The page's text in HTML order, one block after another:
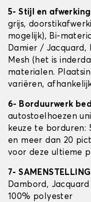
5- Stijl en afwerking
grijs,
mogelijk), Bi-
Damier / Jacquard,
Mesh (het is
materialen.
variëren,
6- Borduurwerk
autostoelhoezen
keuze te borduren:
en meer dan 20
voor deze ultieme
7-
Dambord,
100% polyester